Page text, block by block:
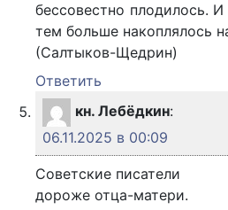
бессовестно плодилось.
тем больше накоплялось
(Салтыков-Щедрин)
Ответить
кн. Лебёдкин:
06.11.2025 в 00:09
Советские писатели
дороже отца-матери.